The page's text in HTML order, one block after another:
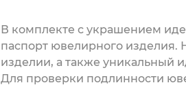
В комплекте с украшением
паспорт ювелирного
изделии, а также уникальный
Для проверки подлинности